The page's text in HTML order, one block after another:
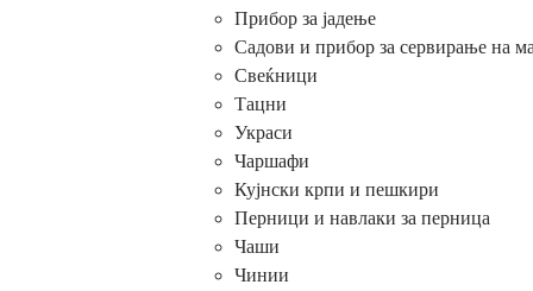
Прибор за јадење
Садови и прибор за сервирање на
Свеќници
Тацни
Украси
Чаршафи
Кујнски крпи и пешкири
Перници и навлаки за перница
Чаши
Чинии